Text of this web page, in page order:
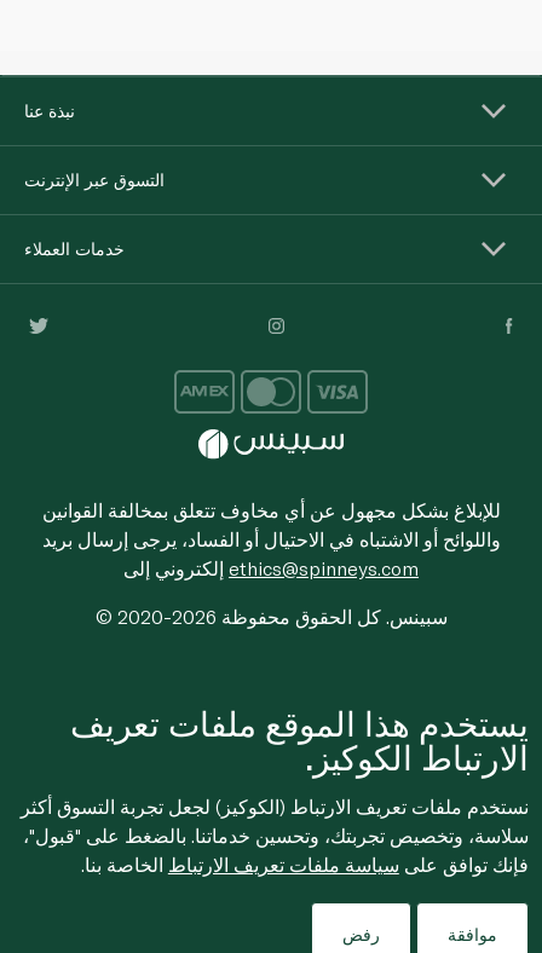
نبذة عنا
التسوق عبر الإنترنت
خدمات العملاء
للإبلاغ بشكل مجهول عن أي مخاوف تتعلق بمخالفة القوانين
واللوائح أو الاشتباه في الاحتيال أو الفساد، يرجى إرسال بريد
ethics@spinneys.com
© 2020-2026 سبينس. كل الحقوق محفوظة
يستخدم هذا الموقع ملفات تعريف
الارتباط الكوكيز.
نستخدم ملفات تعريف الارتباط (الكوكيز) لجعل تجربة التسوق أكثر
سلاسة، وتخصيص تجربتك، وتحسين خدماتنا. بالضغط على "قبول"،
فإنك توافق على سياسة ملفات تعريف الارتباط الخاصة بنا.
موافقة رفض